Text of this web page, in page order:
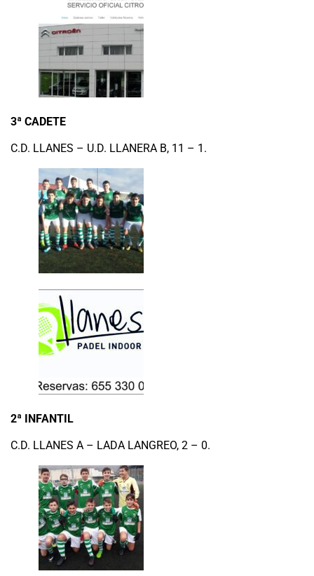
3ª CADETE
C.D. LLANES – U.D. LLANERA B, 11 – 1.
2ª INFANTIL
C.D. LLANES A – LADA LANGREO, 2 – 0.